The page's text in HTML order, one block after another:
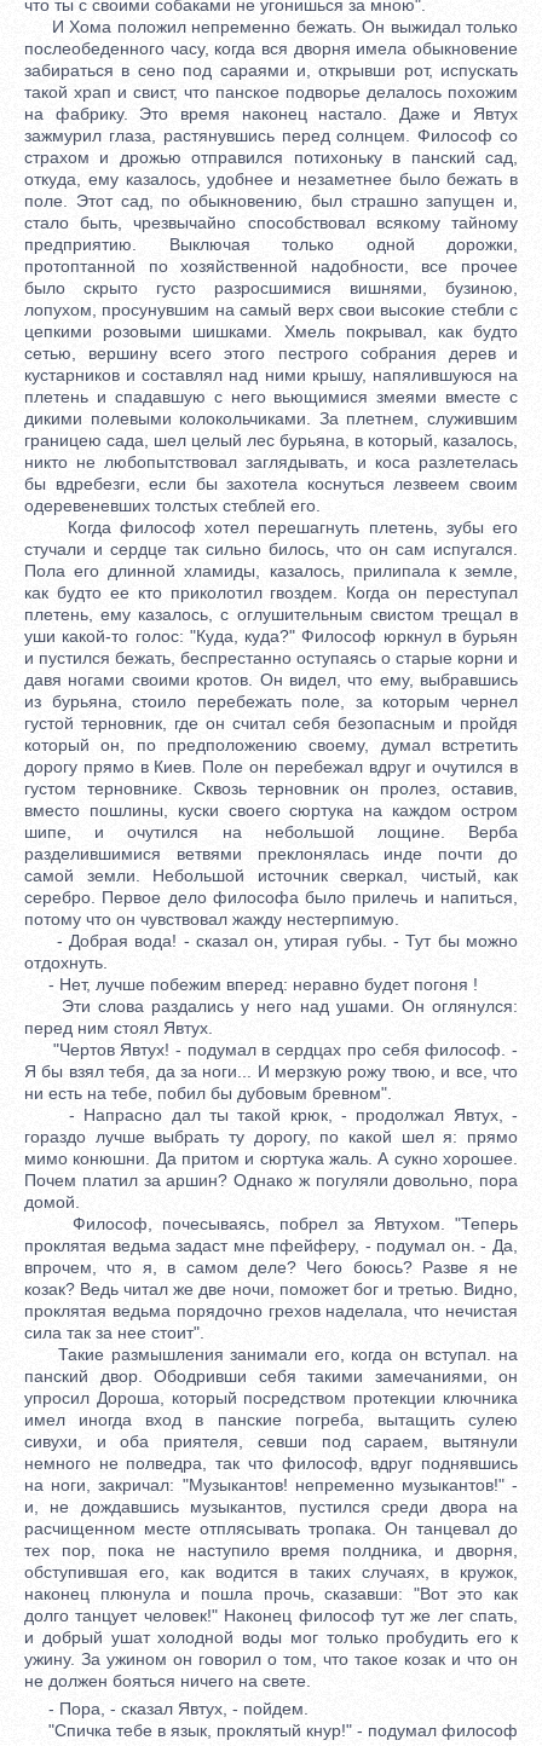
что ты с своими собаками не угонишься за мною".
И Хома положил непременно бежать. Он выжидал только
послеобеденного часу, когда вся дворня имела обыкновение
забираться в сено под сараями и, открывши рот, испускать
такой храп и свист, что панское подворье делалось похожим
на фабрику. Это время наконец настало. Даже и Явтух
зажмурил глаза, растянувшись перед солнцем. Философ со
страхом и дрожью отправился потихоньку в панский сад,
откуда, ему казалось, удобнее и незаметнее было бежать в
поле. Этот сад, по обыкновению, был страшно запущен и,
стало быть, чрезвычайно способствовал всякому тайному
предприятию. Выключая только одной дорожки,
протоптанной по хозяйственной надобности, все прочее
было скрыто густо разросшимися вишнями, бузиною,
лопухом, просунувшим на самый верх свои высокие стебли с
цепкими розовыми шишками. Хмель покрывал, как будто
сетью, вершину всего этого пестрого собрания дерев и
кустарников и составлял над ними крышу, напялившуюся на
плетень и спадавшую с него вьющимися змеями вместе с
дикими полевыми колокольчиками. За плетнем, служившим
границею сада, шел целый лес бурьяна, в который, казалось,
никто не любопытствовал заглядывать, и коса разлетелась
бы вдребезги, если бы захотела коснуться лезвеем своим
одеревеневших толстых стеблей его.
Когда философ хотел перешагнуть плетень, зубы его
стучали и сердце так сильно билось, что он сам испугался.
Пола его длинной хламиды, казалось, прилипала к земле,
как будто ее кто приколотил гвоздем. Когда он переступал
плетень, ему казалось, с оглушительным свистом трещал в
уши какой-то голос: "Куда, куда?" Философ юркнул в бурьян
и пустился бежать, беспрестанно оступаясь о старые корни и
давя ногами своими кротов. Он видел, что ему, выбравшись
из бурьяна, стоило перебежать поле, за которым чернел
густой терновник, где он считал себя безопасным и пройдя
который он, по предположению своему, думал встретить
дорогу прямо в Киев. Поле он перебежал вдруг и очутился в
густом терновнике. Сквозь терновник он пролез, оставив,
вместо пошлины, куски своего сюртука на каждом остром
шипе, и очутился на небольшой лощине. Верба
разделившимися ветвями преклонялась инде почти до
самой земли. Небольшой источник сверкал, чистый, как
серебро. Первое дело философа было прилечь и напиться,
потому что он чувствовал жажду нестерпимую.
- Добрая вода! - сказал он, утирая губы. - Тут бы можно
отдохнуть.
- Нет, лучше побежим вперед: неравно будет погоня !
Эти слова раздались у него над ушами. Он оглянулся:
перед ним стоял Явтух.
"Чертов Явтух! - подумал в сердцах про себя философ. -
Я бы взял тебя, да за ноги... И мерзкую рожу твою, и все, что
ни есть на тебе, побил бы дубовым бревном".
- Напрасно дал ты такой крюк, - продолжал Явтух, -
гораздо лучше выбрать ту дорогу, по какой шел я: прямо
мимо конюшни. Да притом и сюртука жаль. А сукно хорошее.
Почем платил за аршин? Однако ж погуляли довольно, пора
домой.
Философ, почесываясь, побрел за Явтухом. "Теперь
проклятая ведьма задаст мне пфейферу, - подумал он. - Да,
впрочем, что я, в самом деле? Чего боюсь? Разве я не
козак? Ведь читал же две ночи, поможет бог и третью. Видно,
проклятая ведьма порядочно грехов наделала, что нечистая
сила так за нее стоит".
Такие размышления занимали его, когда он вступал. на
панский двор. Ободривши себя такими замечаниями, он
упросил Дороша, который посредством протекции ключника
имел иногда вход в панские погреба, вытащить сулею
сивухи, и оба приятеля, севши под сараем, вытянули
немного не полведра, так что философ, вдруг поднявшись
на ноги, закричал: "Музыкантов! непременно музыкантов!" -
и, не дождавшись музыкантов, пустился среди двора на
расчищенном месте отплясывать тропака. Он танцевал до
тех пор, пока не наступило время полдника, и дворня,
обступившая его, как водится в таких случаях, в кружок,
наконец плюнула и пошла прочь, сказавши: "Вот это как
долго танцует человек!" Наконец философ тут же лег спать,
и добрый ушат холодной воды мог только пробудить его к
ужину. За ужином он говорил о том, что такое козак и что он
не должен бояться ничего на свете.
- Пора, - сказал Явтух, - пойдем.
"Спичка тебе в язык, проклятый кнур!" - подумал философ